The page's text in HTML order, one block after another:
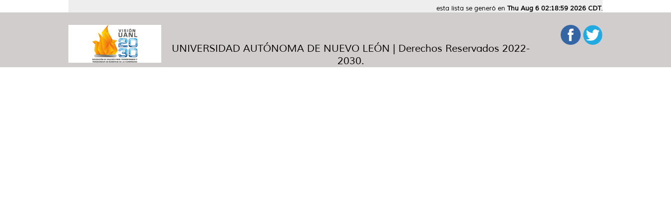
esta lista se generó en Thu Aug 6 02:18:59 2026 CDT.
UNIVERSIDAD AUTÓNOMA DE NUEVO LEÓN | Derechos Reservados 2022-
2030.